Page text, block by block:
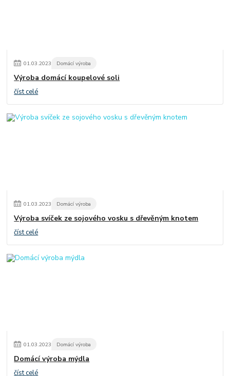
01.03.2023 Domácí výroba
Výroba domácí koupelové soli
číst celé
01.03.2023 Domácí výroba
Výroba svíček ze sojového vosku s dřevěným knotem
číst celé
01.03.2023 Domácí výroba
Domácí výroba mýdla
číst celé